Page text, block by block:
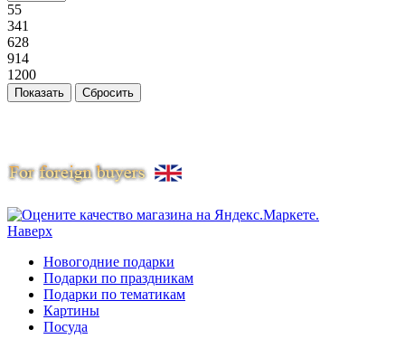
55
341
628
914
1200
Наверх
Новогодние подарки
Подарки по праздникам
Подарки по тематикам
Картины
Посуда